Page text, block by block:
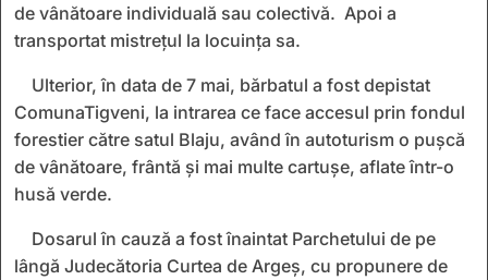
de vânătoare individuală sau colectivă. Apoi a
transportat mistrețul la locuința sa.
Ulterior, în data de 7 mai, bărbatul a fost depistat
ComunaTigveni, la intrarea ce face accesul prin fondul
forestier către satul Blaju, având în autoturism o pușcă
de vânătoare, frântă și mai multe cartușe, aflate într-o
husă verde.
Dosarul în cauză a fost înaintat Parchetului de pe
lângă Judecătoria Curtea de Argeș, cu propunere de